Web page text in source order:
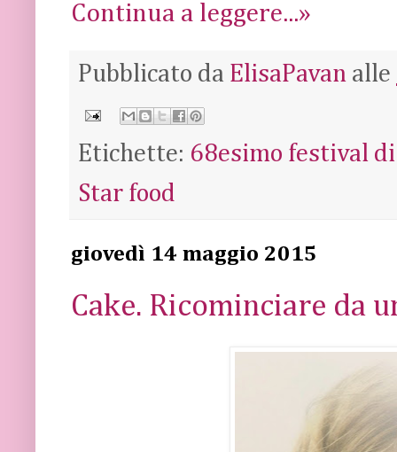
Continua a leggere...»
Pubblicato da ElisaPavan alle
Etichette: 68esimo festival di
Star food
giovedì 14 maggio 2015
Cake. Ricominciare da